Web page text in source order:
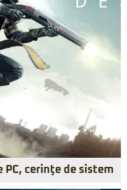
PC, cerinţe de sistem